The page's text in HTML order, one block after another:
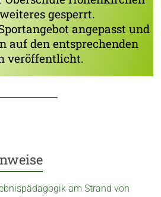
gesperrt.
angepasst und
auf den entsprechenden
veröffentlicht.
am Strand von